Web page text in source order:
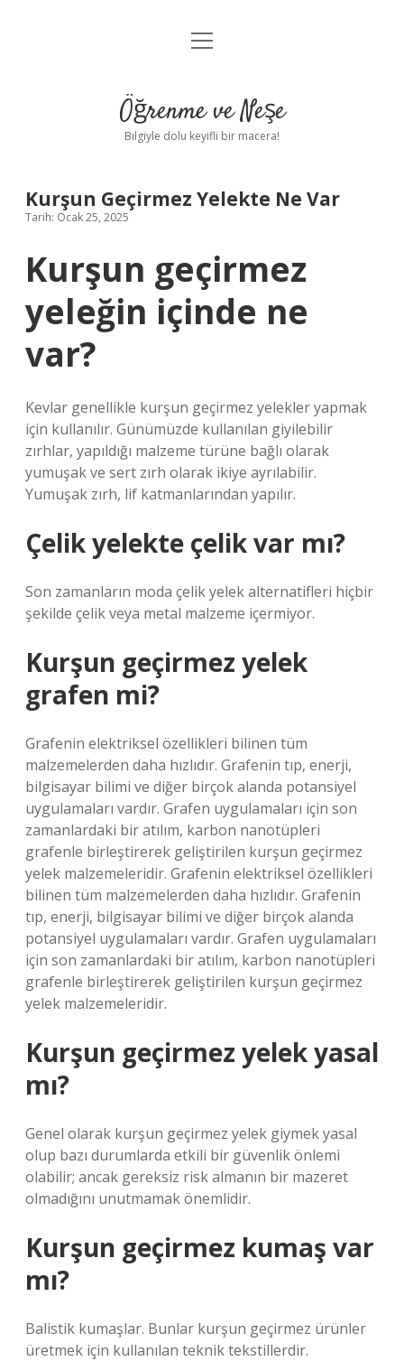
Anasayfa
Yasal Uyarı
menüyü
Öğrenme ve Neşe
Bilgiyle dolu keyifli bir macera!
Kurşun Geçirmez Yelekte Ne Var
Tarih: Ocak 25, 2025
Kurşun geçirmez
yeleğin içinde ne
var?
Kevlar genellikle kurşun geçirmez yelekler yapmak
için kullanılır. Günümüzde kullanılan giyilebilir
zırhlar, yapıldığı malzeme türüne bağlı olarak
yumuşak ve sert zırh olarak ikiye ayrılabilir.
Yumuşak zırh, lif katmanlarından yapılır.
Çelik yelekte çelik var mı?
Son zamanların moda çelik yelek alternatifleri hiçbir
şekilde çelik veya metal malzeme içermiyor.
Kurşun geçirmez yelek
grafen mi?
Grafenin elektriksel özellikleri bilinen tüm
malzemelerden daha hızlıdır. Grafenin tıp, enerji,
bilgisayar bilimi ve diğer birçok alanda potansiyel
uygulamaları vardır. Grafen uygulamaları için son
zamanlardaki bir atılım, karbon nanotüpleri
grafenle birleştirerek geliştirilen kurşun geçirmez
yelek malzemeleridir. Grafenin elektriksel özellikleri
bilinen tüm malzemelerden daha hızlıdır. Grafenin
tıp, enerji, bilgisayar bilimi ve diğer birçok alanda
potansiyel uygulamaları vardır. Grafen uygulamaları
için son zamanlardaki bir atılım, karbon nanotüpleri
grafenle birleştirerek geliştirilen kurşun geçirmez
yelek malzemeleridir.
Kurşun geçirmez yelek yasal
mı?
Genel olarak kurşun geçirmez yelek giymek yasal
olup bazı durumlarda etkili bir güvenlik önlemi
olabilir; ancak gereksiz risk almanın bir mazeret
olmadığını unutmamak önemlidir.
Kurşun geçirmez kumaş var
mı?
Balistik kumaşlar. Bunlar kurşun geçirmez ürünler
üretmek için kullanılan teknik tekstillerdir.